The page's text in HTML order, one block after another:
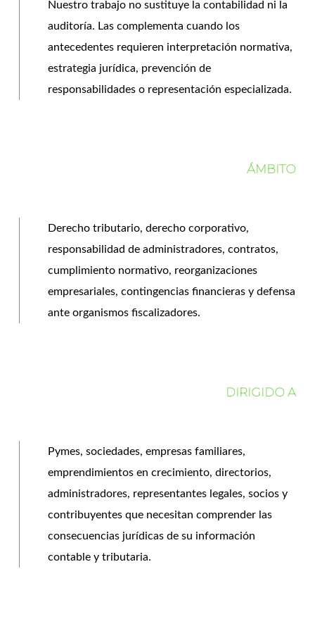
Nuestro trabajo no sustituye la contabilidad ni la
auditoría. Las complementa cuando los
antecedentes requieren interpretación normativa,
estrategia jurídica, prevención de
responsabilidades o representación especializada.
ÁMBITO
Derecho tributario, derecho corporativo,
responsabilidad de administradores, contratos,
cumplimiento normativo, reorganizaciones
empresariales, contingencias financieras y defensa
ante organismos fiscalizadores.
DIRIGIDO A
Pymes, sociedades, empresas familiares,
emprendimientos en crecimiento, directorios,
administradores, representantes legales, socios y
contribuyentes que necesitan comprender las
consecuencias jurídicas de su información
contable y tributaria.